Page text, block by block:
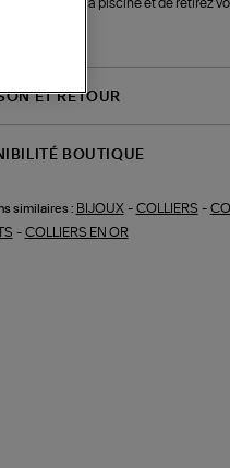
la mer ou la piscine et de retirez
ET RETOUR
BOUTIQUE
similaires : BIJOUX- COLLIERS -
- COLLIERS EN OR